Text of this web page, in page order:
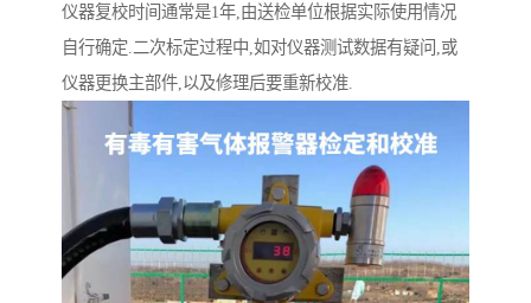
仪器复校时间通常是1年,由送检单位根据实际使用情况
自行确定.二次标定过程中,如对仪器测试数据有疑问,或
仪器更换主部件,以及修理后要重新校准.